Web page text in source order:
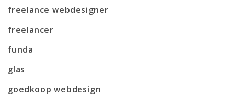
freelance webdesigner
freelancer
funda
glas
goedkoop webdesign